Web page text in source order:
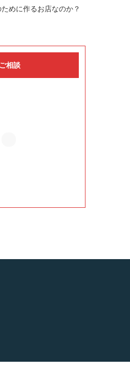
めに作るお店なのか？
相談